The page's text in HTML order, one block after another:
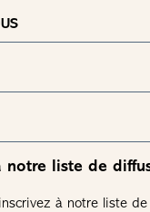
notre liste de
à notre liste